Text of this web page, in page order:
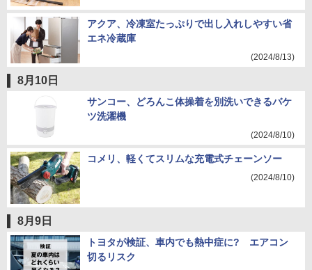
アクア、冷凍室たっぷりで出し入れしやすい省
エネ冷蔵庫
(2024/8/13)
8月10日
サンコー、どろんこ体操着を別洗いできるバケ
ツ洗濯機
(2024/8/10)
コメリ、軽くてスリムな充電式チェーンソー
(2024/8/10)
8月9日
トヨタが検証、車内でも熱中症に? エアコン
切るリスク